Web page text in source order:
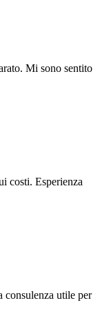
Mi sono sentito
costi. Esperienza
consulenza utile per